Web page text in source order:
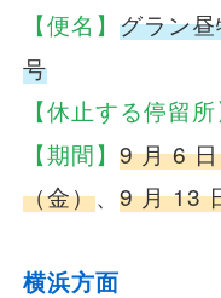
お問い合わせ
西日
【便名】 グラン
号
【休止する停留所
【期間】 9 月 6
（金）、 9 月 13
横浜方面